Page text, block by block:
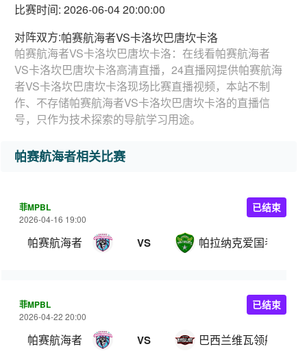
比赛时间: 2026-06-04 20:00:00
对阵双方:帕赛航海者VS卡洛坎巴唐坎卡洛
帕赛航海者VS卡洛坎巴唐坎卡洛：在线看帕赛航海者
VS卡洛坎巴唐坎卡洛高清直播，24直播网提供帕赛航海
者VS卡洛坎巴唐坎卡洛现场比赛直播视频，本站不制
作、不存储帕赛航海者VS卡洛坎巴唐坎卡洛的直播信
号，只作为技术探索的导航学习用途。
帕赛航海者相关比赛
菲MPBL
2026-04-16 19:00
帕赛航海者 VS 帕拉纳克爱国者
已结束
菲MPBL
2026-04-22 20:00
帕赛航海者 VS 巴西兰维瓦领航
已结束